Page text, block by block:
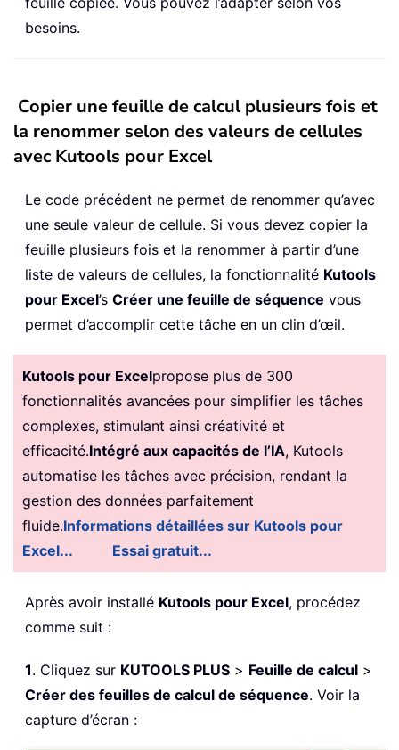
besoins.
Copier une feuille de calcul plusieurs fois et
la renommer selon des valeurs de cellules
avec Kutools pour Excel
Le code précédent ne permet de renommer qu’avec
une seule valeur de cellule. Si vous devez copier la
feuille plusieurs fois et la renommer à partir d’une
liste de valeurs de cellules, la fonctionnalité Kutools
pour Excel’s Créer une feuille de séquence vous
permet d’accomplir cette tâche en un clin d’œil.
Kutools pour Excelpropose plus de 300
fonctionnalités avancées pour simplifier les tâches
complexes, stimulant ainsi créativité et
efficacité.Intégré aux capacités de l’IA, Kutools
automatise les tâches avec précision, rendant la
gestion des données parfaitement
fluide.Informations détaillées sur Kutools pour
Excel...
Essai gratuit...
Après avoir installé Kutools pour Excel, procédez
comme suit :
1. Cliquez sur KUTOOLS PLUS > Feuille de calcul >
Créer des feuilles de calcul de séquence. Voir la
capture d’écran :